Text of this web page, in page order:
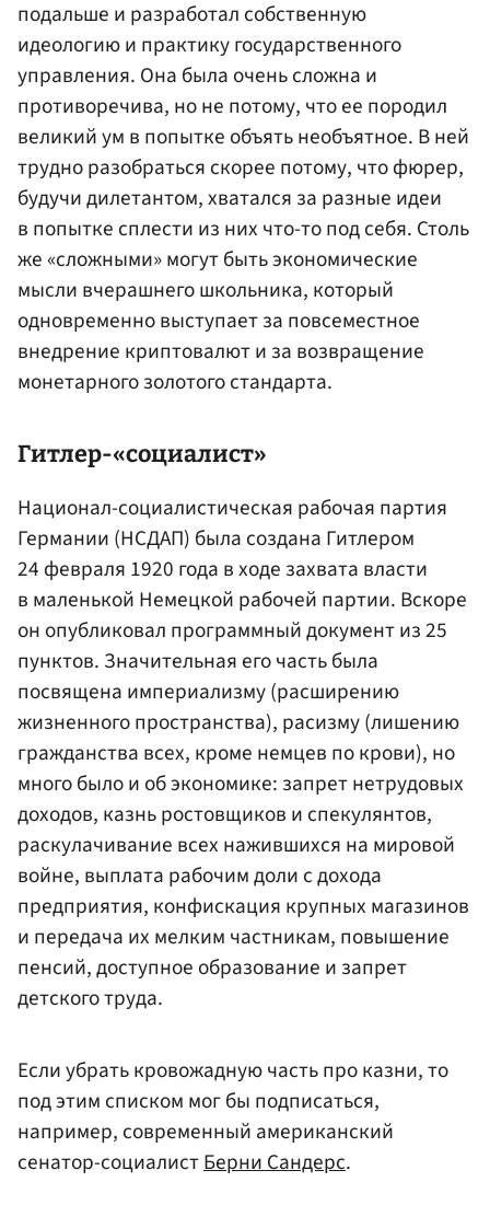
подальше и разработал собственную
идеологию и практику государственного
управления. Она была очень сложна и
противоречива, но не потому, что ее породил
великий ум в попытке объять необъятное. В ней
трудно разобраться скорее потому, что фюрер,
будучи дилетантом, хватался за разные идеи
в попытке сплести из них что-то под себя. Столь
же «сложными» могут быть экономические
мысли вчерашнего школьника, который
одновременно выступает за повсеместное
внедрение криптовалют и за возвращение
монетарного золотого стандарта.
Гитлер-«социалист»
Национал-социалистическая рабочая партия
Германии (НСДАП) была создана Гитлером
24 февраля 1920 года в ходе захвата власти
в маленькой Немецкой рабочей партии. Вскоре
он опубликовал программный документ из 25
пунктов. Значительная его часть была
посвящена империализму (расширению
жизненного пространства), расизму (лишению
гражданства всех, кроме немцев по крови), но
много было и об экономике: запрет нетрудовых
доходов, казнь ростовщиков и спекулянтов,
раскулачивание всех нажившихся на мировой
войне, выплата рабочим доли с дохода
предприятия, конфискация крупных магазинов
и передача их мелким частникам, повышение
пенсий, доступное образование и запрет
детского труда.
Если убрать кровожадную часть про казни, то
под этим списком мог бы подписаться,
например, современный американский
сенатор-социалистБерни Сандерс.